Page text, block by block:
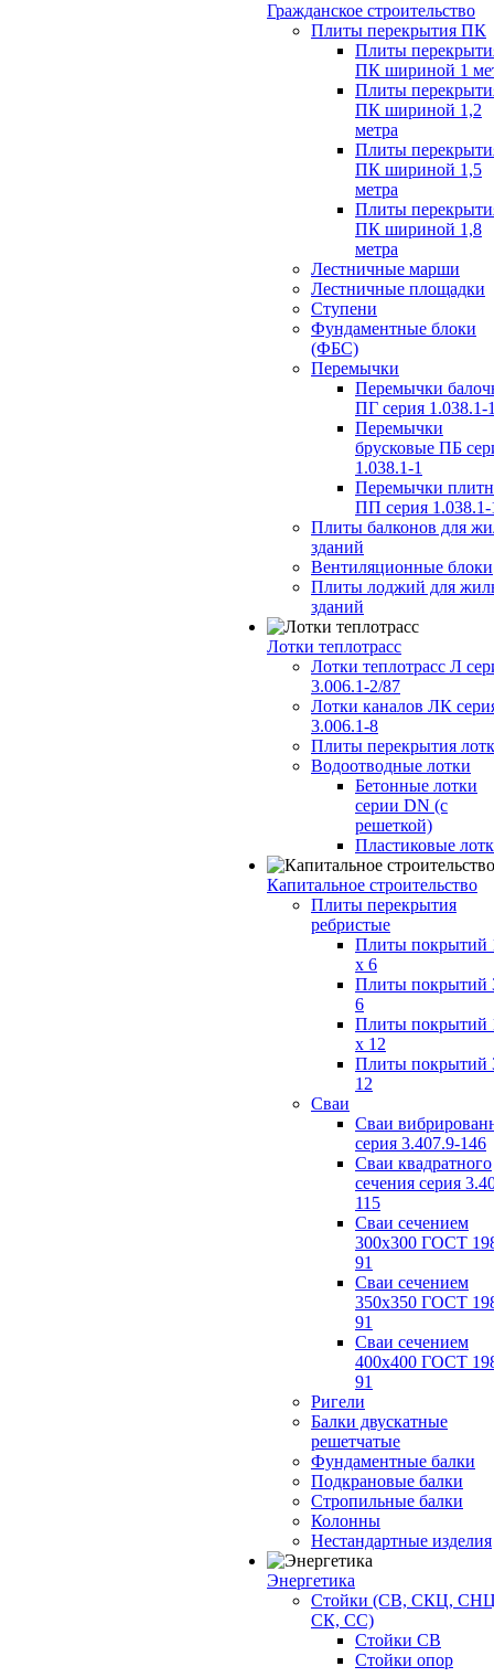
Гражданское строительство
Плиты перекрытия ПК
Плиты
ПК шириной 1
Плиты
ПК шириной 1,2
метра
Плиты
ПК шириной 1,5
метра
Плиты
ПК шириной 1,8
метра
Лестничные марши
Лестничные площадки
Ступени
Фундаментные блоки
(ФБС)
Перемычки
Перемычки
ПГ серия 1.038.1-
Перемычки
брусковые ПБ
1.038.1-1
Перемычки
ПП серия 1.038.1-
Плиты балконов для
зданий
Вентиляционные блоки
Плиты лоджий для
зданий
Лотки теплотрасс
Лотки теплотрасс Л
3.006.1-2/87
Лотки каналов ЛК
3.006.1-8
Плиты перекрытия
Водоотводные лотки
Бетонные лотки
серии DN (с
решеткой)
Пластиковые
Капитальное строительство
Плиты перекрытия
ребристые
Плиты покрытий
x 6
Плиты покрытий
6
Плиты покрытий
x 12
Плиты покрытий
12
Сваи
Сваи
серия 3.407.9-146
Сваи квадратного
сечения серия
115
Сваи сечением
300х300 ГОСТ
91
Сваи сечением
350х350 ГОСТ
91
Сваи сечением
400х400 ГОСТ
91
Ригели
Балки двускатные
решетчатые
Фундаментные балки
Подкрановые балки
Стропильные балки
Колонны
Нестандартные изделия
Энергетика
Стойки (СВ, СКЦ,
СК, СС)
Стойки СВ
Стойки опор